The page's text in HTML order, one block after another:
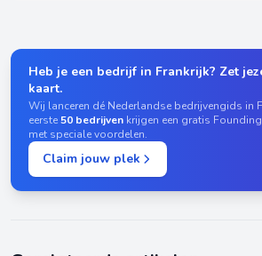
Heb je een bedrijf in Frankrijk? Zet
kaart.
Wij lanceren dé Nederlandse bedrijvengids in
eerste50 bedrijven krijgen een gratis
met speciale voordelen.
Claim jouw plek